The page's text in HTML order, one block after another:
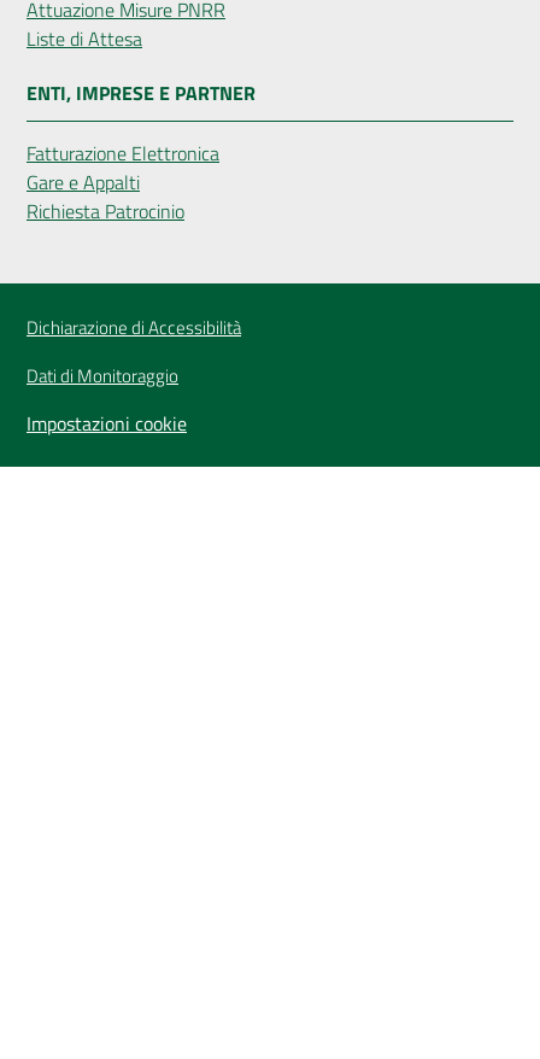
Attuazione Misure PNRR
Liste di Attesa
ENTI, IMPRESE E PARTNER
Fatturazione Elettronica
Gare e Appalti
Richiesta Patrocinio
Dichiarazione di Accessibilità
Dati di Monitoraggio
Impostazioni cookie